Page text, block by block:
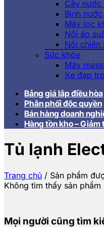
Cây nước
Bình
Máy lọc
Nồi áp
Nồi chiên
Sức khỏe
Máy
Xe đạp
Bảng giá lắp điều hòa
Phân phối độc quyền
Bán hàng doanh
Hàng tồn kho – Giảm
Tủ lạnh
Trang chủ / Sản phẩm
Không tìm thấy sản
Mọi người cũng tìm